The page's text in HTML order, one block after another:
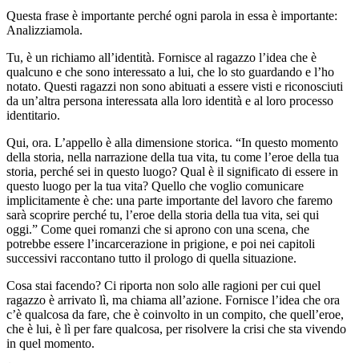
Questa frase è importante perché ogni parola in essa è importante:
Analizziamola.
Tu, è un richiamo all’identità. Fornisce al ragazzo l’idea che è
qualcuno e che sono interessato a lui, che lo sto guardando e l’ho
notato. Questi ragazzi non sono abituati a essere visti e riconosciuti
da un’altra persona interessata alla loro identità e al loro processo
identitario.
Qui, ora. L’appello è alla dimensione storica. “In questo momento
della storia, nella narrazione della tua vita, tu come l’eroe della tua
storia, perché sei in questo luogo? Qual è il significato di essere in
questo luogo per la tua vita? Quello che voglio comunicare
implicitamente è che: una parte importante del lavoro che faremo
sarà scoprire perché tu, l’eroe della storia della tua vita, sei qui
oggi.” Come quei romanzi che si aprono con una scena, che
potrebbe essere l’incarcerazione in prigione, e poi nei capitoli
successivi raccontano tutto il prologo di quella situazione.
Cosa stai facendo? Ci riporta non solo alle ragioni per cui quel
ragazzo è arrivato lì, ma chiama all’azione. Fornisce l’idea che ora
c’è qualcosa da fare, che è coinvolto in un compito, che quell’eroe,
che è lui, è lì per fare qualcosa, per risolvere la crisi che sta vivendo
in quel momento.